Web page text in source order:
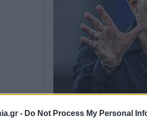
- Do Not Process My Personal